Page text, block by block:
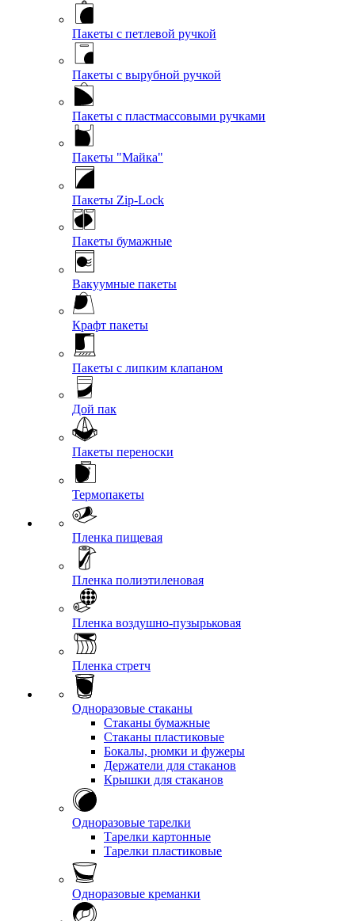
Пакеты с петлевой ручкой
Пакеты с вырубной ручкой
Пакеты с пластмассовыми ручками
Пакеты "Майка"
Пакеты Zip-Lock
Пакеты бумажные
Вакуумные пакеты
Крафт пакеты
Пакеты с липким клапаном
Дой пак
Пакеты переноски
Термопакеты
Пленка пищевая
Пленка полиэтиленовая
Пленка воздушно-пузырьковая
Пленка стретч
Одноразовые стаканы
Стаканы бумажные
Стаканы пластиковые
Бокалы, рюмки и фужеры
Держатели для стаканов
Крышки для стаканов
Одноразовые тарелки
Тарелки картонные
Тарелки пластиковые
Одноразовые креманки